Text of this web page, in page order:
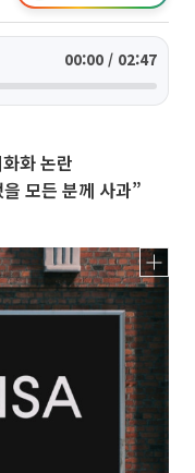
00:00 / 02:47
화 논란
모든 분께 사과”